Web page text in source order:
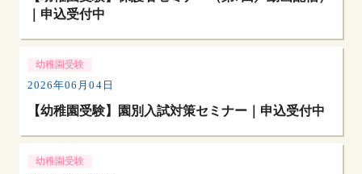
｜申込受付中
幼稚園受験
2026年06月04日
【幼稚園受験】園別入試対策セミナー｜申込受付中
幼稚園受験